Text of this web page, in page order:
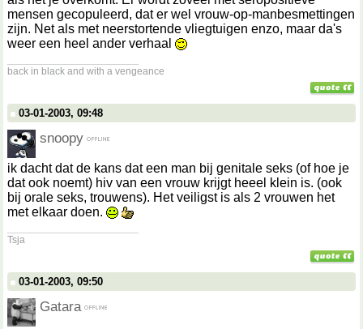
mensen gecopuleerd, dat er wel vrouw-op-manbesmettingen
zijn. Net als met neerstortende vliegtuigen enzo, maar da's
weer een heel ander verhaal
back in black and with a vengeance
03-01-2003, 09:48
snoopy
ik dacht dat de kans dat een man bij genitale seks (of hoe je
dat ook noemt) hiv van een vrouw krijgt heeel klein is. (ook
bij orale seks, trouwens). Het veiligst is als 2 vrouwen het
met elkaar doen.
Tsja
03-01-2003, 09:50
Gatara